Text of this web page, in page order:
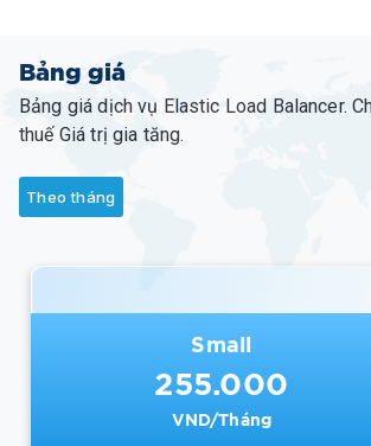
Bảng giá
Bảng giá dịch vụ Elastic Load Balancer.
thuế Giá trị gia tăng.
Theo tháng
Medium
510.000
VND/Tháng